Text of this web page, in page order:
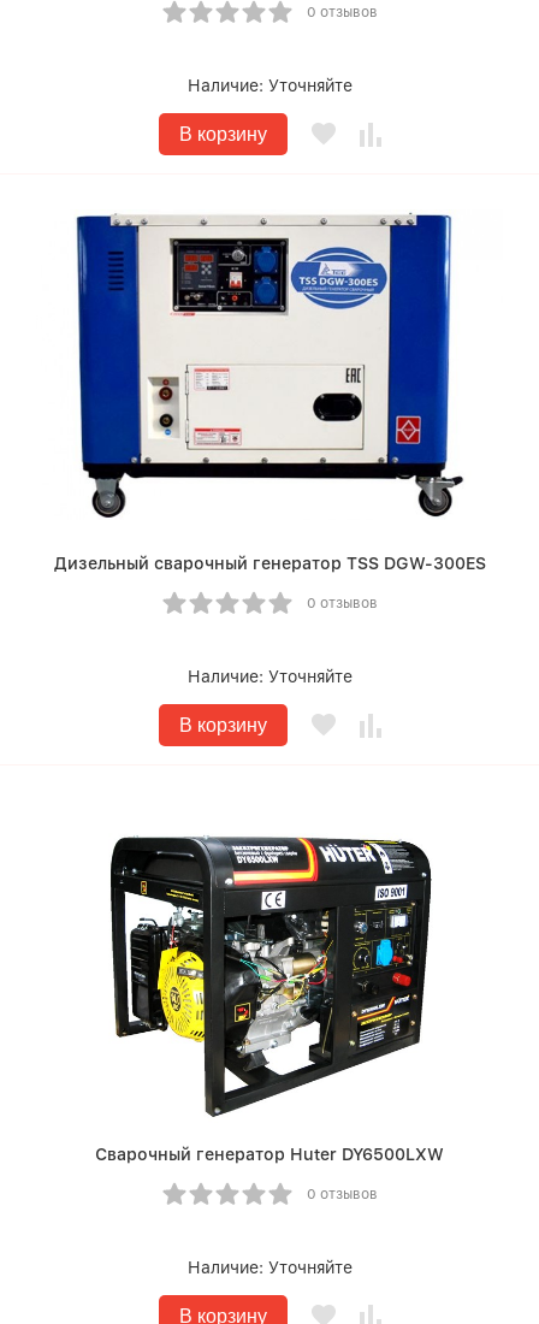
0 отзывов
Наличие: Уточняйте
В корзину
Дизельный сварочный генератор TSS DGW-300ES
0 отзывов
Наличие: Уточняйте
В корзину
Сварочный генератор Huter DY6500LXW
0 отзывов
Наличие: Уточняйте
В корзину